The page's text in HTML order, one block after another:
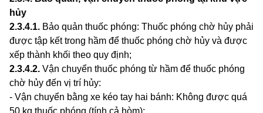
hủy
2.3.4.1. Bảo quản thuốc phóng: Thuốc phóng chờ hủy phải
được tập kết trong hầm để thuốc phóng chờ hủy và được
xếp thành khối theo quy định;
2.3.4.2. Vận chuyển thuốc phóng từ hầm để thuốc phóng
chờ hủy đến vị trí hủy:
- Vận chuyển bằng xe kéo tay hai bánh: Không được quá
50 kg thuốc phóng (tính cả hòm);